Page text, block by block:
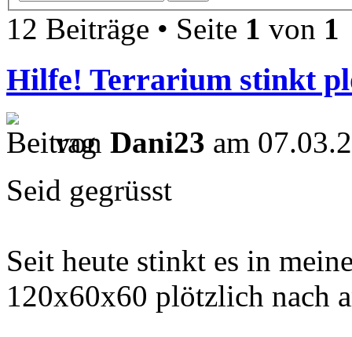
12 Beiträge • Seite 1 von 1
Hilfe! Terrarium stinkt
von Dani23 am
Seid gegrüsst
Seit heute stinkt es in
120x60x60 plötzlich nach